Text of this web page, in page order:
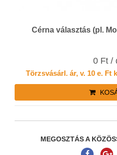
Cérna választás (pl.
0 Ft /
Törzsvásárl. ár, v. 10 e. Ft
MEGOSZTÁS A